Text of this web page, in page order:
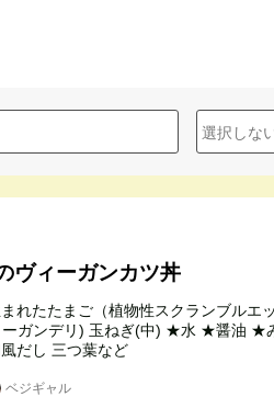
ヴィーガンカツ丼
★水 ★醤油 ★みりん ★料理酒
★きび砂糖 ★和風だし 三つ葉など
ベジギャル